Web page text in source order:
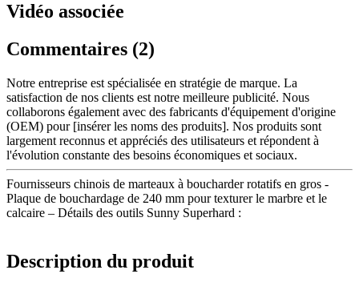
Vidéo associée
Commentaires (2)
Notre entreprise est spécialisée en stratégie de marque. La
satisfaction de nos clients est notre meilleure publicité. Nous
collaborons également avec des fabricants d'équipement d'origine
(OEM) pour [insérer les noms des produits]. Nos produits sont
largement reconnus et appréciés des utilisateurs et répondent à
l'évolution constante des besoins économiques et sociaux.
Fournisseurs chinois de marteaux à boucharder rotatifs en gros -
Plaque de bouchardage de 240 mm pour texturer le marbre et le
calcaire – Détails des outils Sunny Superhard :
Description du produit